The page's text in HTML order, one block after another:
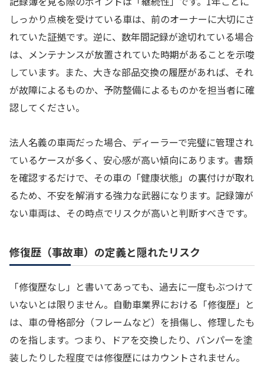
しっかり点検を受けている車は、前のオーナーに大切にさ
れていた証拠です。逆に、数年間記録が途切れている場合
は、メンテナンスが放置されていた時期があることを示唆
しています。また、大きな部品交換の履歴があれば、それ
が故障によるものか、予防整備によるものかを担当者に確
認してください。
法人名義の車両だった場合、ディーラーで完璧に管理され
ているケースが多く、安心感が高い傾向にあります。書類
を確認するだけで、その車の「健康状態」の裏付けが取れ
るため、不安を解消する強力な武器になります。記録簿が
ない車両は、その時点でリスクが高いと判断すべきです。
修復歴（事故車）の定義と隠れたリスク
「修復歴なし」と書いてあっても、過去に一度もぶつけて
いないとは限りません。自動車業界における「修復歴」と
は、車の骨格部分（フレームなど）を損傷し、修理したも
のを指します。つまり、ドアを交換したり、バンパーを塗
装したりした程度では修復歴にはカウントされません。